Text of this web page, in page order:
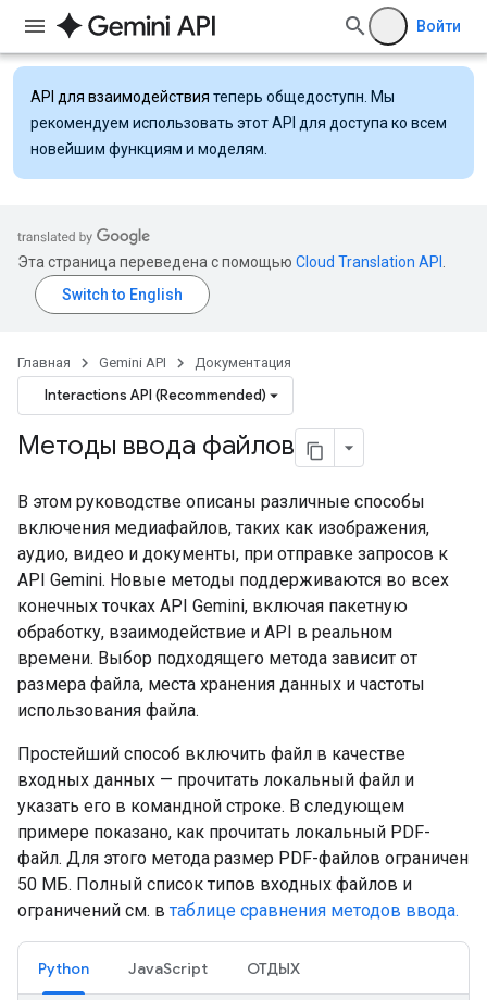
Войти
API для взаимодействия теперь общедоступн. Мы
рекомендуем использовать этот API для доступа ко всем
новейшим функциям и моделям.
Эта страница переведена с помощью Cloud Translation API
Главная Gemini API Документация
Interactions API (Recommended)
Методы ввода файлов
В этом руководстве описаны различные способы
включения медиафайлов, таких как изображения,
аудио, видео и документы, при отправке запросов к
API Gemini. Новые методы поддерживаются во всех
конечных точках API Gemini, включая пакетную
обработку, взаимодействие и API в реальном
времени. Выбор подходящего метода зависит от
размера файла, места хранения данных и частоты
использования файла.
Простейший способ включить файл в качестве
входных данных — прочитать локальный файл и
указать его в командной строке. В следующем
примере показано, как прочитать локальный PDF-
файл. Для этого метода размер PDF-файлов ограничен
50 МБ. Полный список типов входных файлов и
ограничений см. в таблице сравнения методов ввода.
Python JavaScript ОТДЫХ